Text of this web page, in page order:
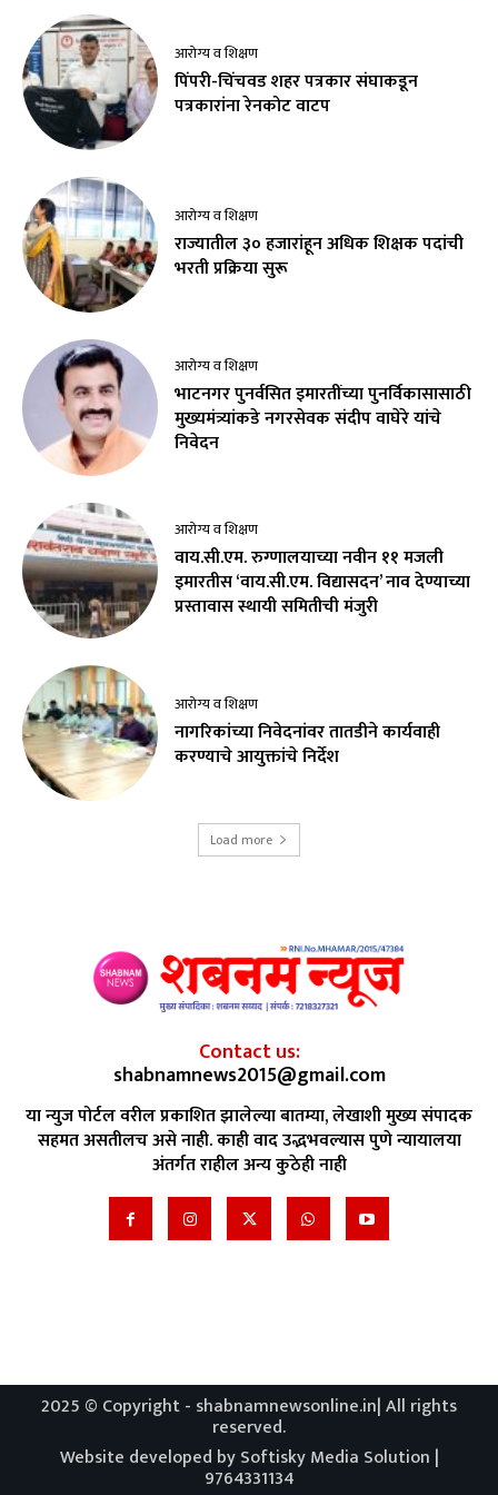
आरोग्य व शिक्षण
पिंपरी-चिंचवड शहर पत्रकार संघाकडून
पत्रकारांना रेनकोट वाटप
आरोग्य व शिक्षण
राज्यातील ३० हजारांहून अधिक शिक्षक पदांची
भरती प्रक्रिया सुरू
आरोग्य व शिक्षण
भाटनगर पुनर्वसित इमारतींच्या पुनर्विकासासाठी
मुख्यमंत्र्यांकडे नगरसेवक संदीप वाघेरे यांचे
निवेदन
आरोग्य व शिक्षण
वाय.सी.एम. रुग्णालयाच्या नवीन ११ मजली
इमारतीस ‘वाय.सी.एम. विद्यासदन’ नाव देण्याच्या
प्रस्तावास स्थायी समितीची मंजुरी
आरोग्य व शिक्षण
नागरिकांच्या निवेदनांवर तातडीने कार्यवाही
करण्याचे आयुक्तांचे निर्देश
Load more
Contact us:
shabnamnews2015@gmail.com
या न्युज पोर्टल वरील प्रकाशित झालेल्या बातम्या, लेखाशी मुख्य संपादक
सहमत असतीलच असे नाही. काही वाद उद्भभवल्यास पुणे न्यायालया
अंतर्गत राहील अन्य कुठेही नाही
2025 © Copyright - shabnamnewsonline.in| All rights
reserved.
Website developed by Softisky Media Solution |
9764331134